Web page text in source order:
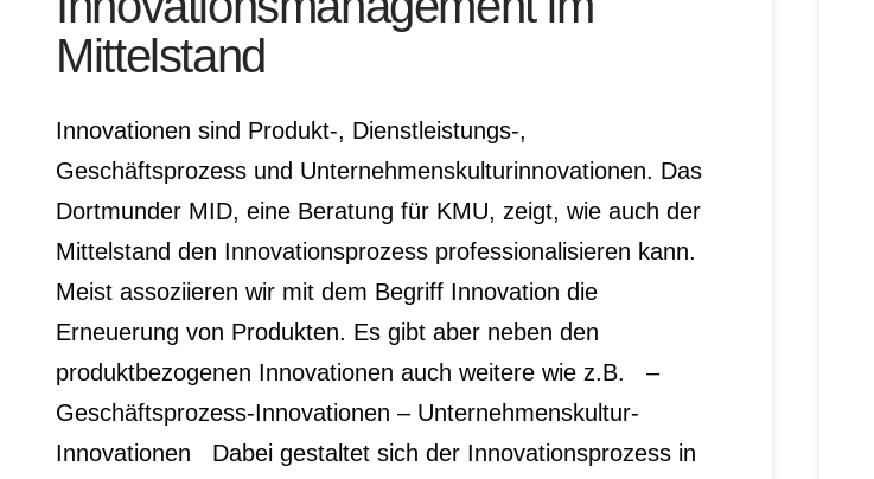
Mittelstand
Innovationen sind Produkt-, Dienstleistungs-,
Geschäftsprozess und Unternehmenskulturinnovationen. Das
Dortmunder MID, eine Beratung für KMU, zeigt, wie auch der
Mittelstand den Innovationsprozess professionalisieren kann.
Meist assoziieren wir mit dem Begriff Innovation die
Erneuerung von Produkten. Es gibt aber neben den
produktbezogenen Innovationen auch weitere wie z.B. –
Geschäftsprozess-Innovationen – Unternehmenskultur-
Innovationen Dabei gestaltet sich der Innovationsprozess in